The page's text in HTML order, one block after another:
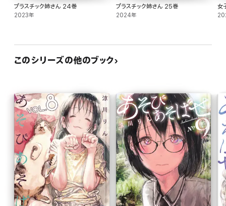
プラスチック姉さん 24巻
2023年
プラスチック姉さん 25巻
2024年
女
このシリーズの他のブック